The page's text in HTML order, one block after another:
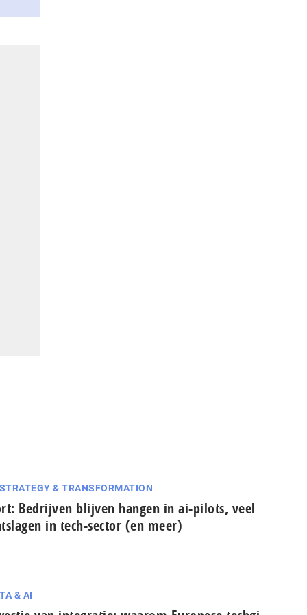
& TRANSFORMATION
Bedrijven blijven hangen in ai-pilots, veel
in tech-sector (en meer)
& AI